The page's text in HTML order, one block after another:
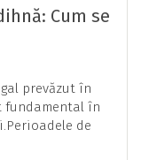
Cum se
prevăzut în
fundamental în
de